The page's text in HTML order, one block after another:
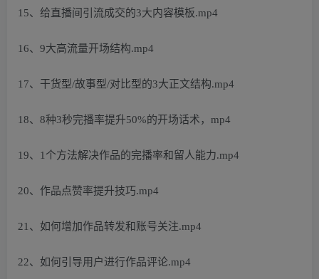
15、给直播间引流成交的3大内容模板.mp4
16、9大高流量开场结构.mp4
17、干货型/故事型/对比型的3大正文结构.mp4
18、8种3秒完播率提升50%的开场话术，mp4
19、1个方法解决作品的完播率和留人能力.mp4
20、作品点赞率提升技巧.mp4
21、如何增加作品转发和账号关注.mp4
22、如何引导用户进行作品评论.mp4